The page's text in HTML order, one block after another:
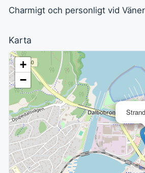
Charmigt och personligt vid
Karta
+
−